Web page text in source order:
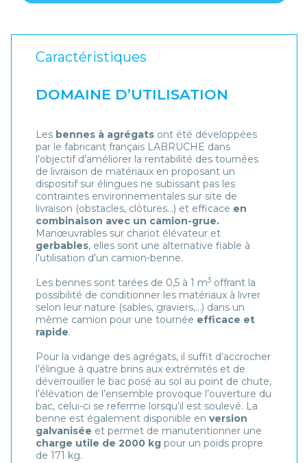
Caractéristiques
DOMAINE D’UTILISATION
Les bennes à agrégats ont été développées
par le fabricant français LABRUCHE dans
l'objectif d'améliorer la rentabilité des tournées
de livraison de matériaux en proposant un
dispositif sur élingues ne subissant pas les
contraintes environnementales sur site de
livraison (obstacles, clôtures…) et efficace en
combinaison avec un camion-grue.
Manœuvrables sur chariot élévateur et
gerbables, elles sont une alternative fiable à
l'utilisation d'un camion-benne.
Les bennes sont tarées de 0,5 à 1 m3 offrant la
possibilité de conditionner les matériaux à livrer
selon leur nature (sables, graviers,…) dans un
même camion pour une tournée efficace et
rapide.
Pour la vidange des agrégats, il suffit d’accrocher
l’élingue à quatre brins aux extrémités et de
déverrouiller le bac posé au sol au point de chute,
l’élévation de l’ensemble provoque l’ouverture du
bac, celui-ci se referme lorsqu’il est soulevé. La
benne est également disponible en version
galvanisée et permet de manutentionner une
charge utile de 2000 kg pour un poids propre
de 171 kg.